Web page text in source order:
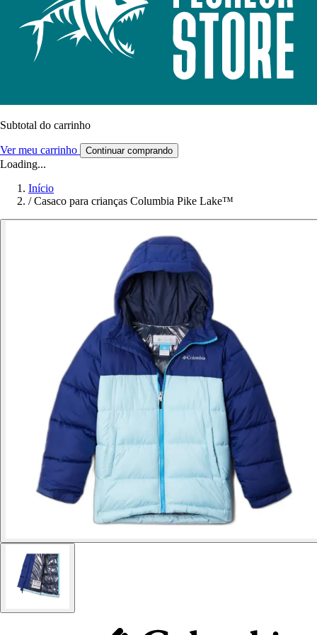
Subtotal do carrinho
Ver meu carrinho Continuar comprando
Loading...
Início
/ Casaco para crianças Columbia Pike Lake™